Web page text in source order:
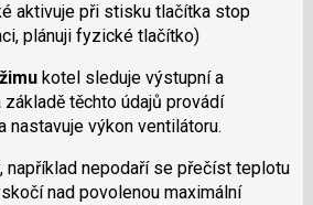
aktivuje při stisku tlačítka stop
plánuji fyzické tlačítko)
kotel sleduje výstupní a
těchto údajů provádí
nastavuje výkon ventilátoru.
například nepodaří se přečíst teplotu
nad povolenou maximální